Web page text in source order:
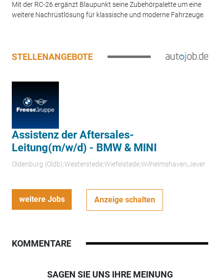
Mit der RC-26 ergänzt Blaupunkt seine Zubehörpalette um eine
weitere Nachrüstlösung für klassische und moderne Fahrzeuge.
STELLENANGEBOTE
Assistenz der Aftersales-
Leitung(m/w/d) - BMW & MINI
Oldenburg (Oldb);Westerstede;Wiefelstede;Wilhelmshaven;Jever
weitere Jobs Anzeige schalten
KOMMENTARE
SAGEN SIE UNS IHRE MEINUNG